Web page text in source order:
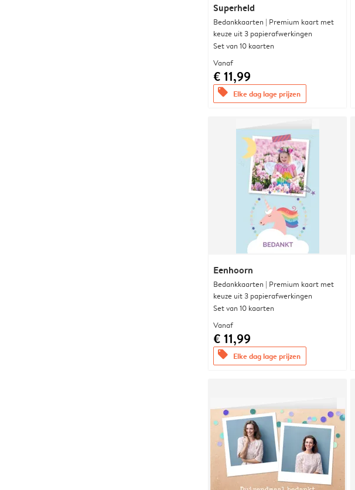
Superheld
Bedankkaarten | Premium kaart met
keuze uit 3 papierafwerkingen
Set van 10 kaarten
Vanaf
€ 11,99
offers Elke dag lage prijzen
Eenhoorn
Bedankkaarten | Premium kaart met
keuze uit 3 papierafwerkingen
Set van 10 kaarten
Vanaf
€ 11,99
offers Elke dag lage prijzen